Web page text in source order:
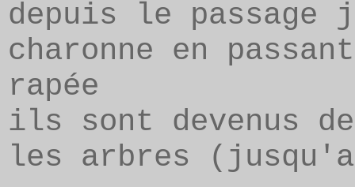
depuis le
charonne en
rapée
ils sont devenus
les arbres